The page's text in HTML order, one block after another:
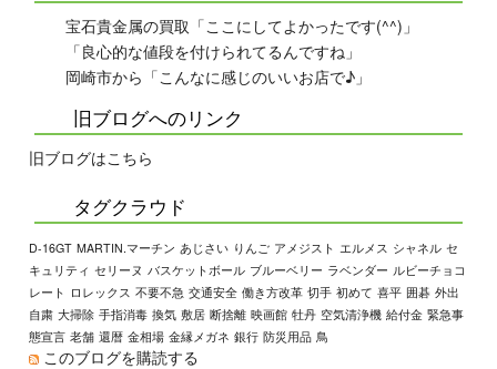
宝石貴金属の買取「ここにしてよかったです(^^)」
「良心的な値段を付けられてるんですね」
岡崎市から「こんなに感じのいいお店で♪」
旧ブログへのリンク
旧ブログはこちら
タグクラウド
D-16GT MARTIN.マーチン あじさい りんご アメジスト エルメス シャネル セ
キュリティ セリーヌ バスケットボール ブルーベリー ラベンダー ルビーチョコ
レート ロレックス 不要不急 交通安全 働き方改革 切手 初めて 喜平 囲碁 外出
自粛 大掃除 手指消毒 換気 敷居 断捨離 映画館 牡丹 空気清浄機 給付金 緊急事
態宣言 老舗 還暦 金相場 金縁メガネ 銀行 防災用品 鳥
このブログを購読する